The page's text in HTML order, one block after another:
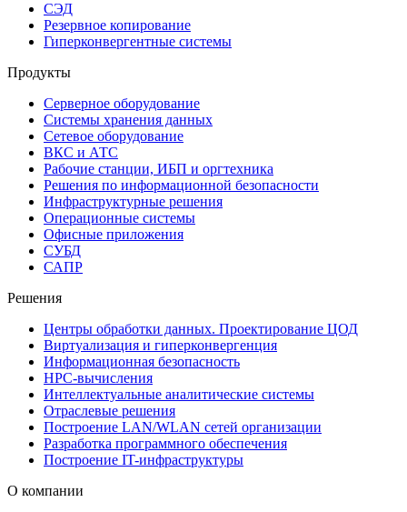
СЭД
Резервное копирование
Гиперконвергентные системы
Продукты
Серверное оборудование
Системы хранения данных
Сетевое оборудование
ВКС и АТС
Рабочие станции, ИБП и оргтехника
Решения по информационной безопасности
Инфраструктурные решения
Операционные системы
Офисные приложения
СУБД
САПР
Решения
Центры обработки данных. Проектирование ЦОД
Виртуализация и гиперконвергенция
Информационная безопасность
HPC-вычисления
Интеллектуальные аналитические системы
Отраслевые решения
Построение LAN/WLAN сетей организации
Разработка программного обеспечения
Построение IT-инфраструктуры
О компании